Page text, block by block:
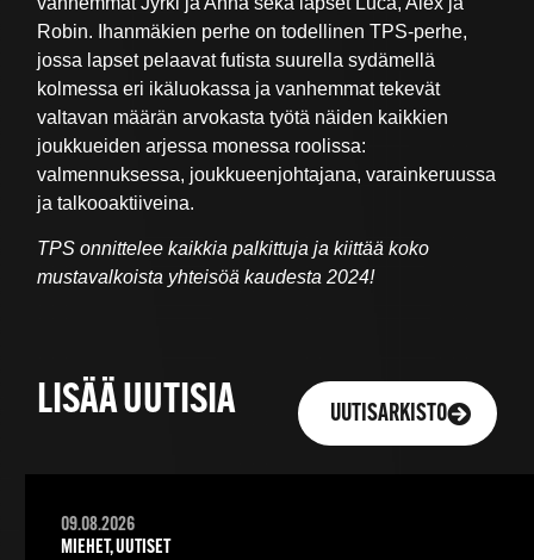
Robin. Ihanmäkien perhe on todellinen TPS-perhe,
jossa lapset pelaavat futista suurella sydämellä
kolmessa eri ikäluokassa ja vanhemmat tekevät
valtavan määrän arvokasta työtä näiden kaikkien
joukkueiden arjessa monessa roolissa:
valmennuksessa, joukkueenjohtajana, varainkeruussa
ja talkooaktiiveina.
TPS onnittelee kaikkia palkittuja ja kiittää koko
mustavalkoista yhteisöä kaudesta 2024!
LISÄÄ UUTISIA UUTISARKISTO
09.08.2026
MIEHET, UUTISET